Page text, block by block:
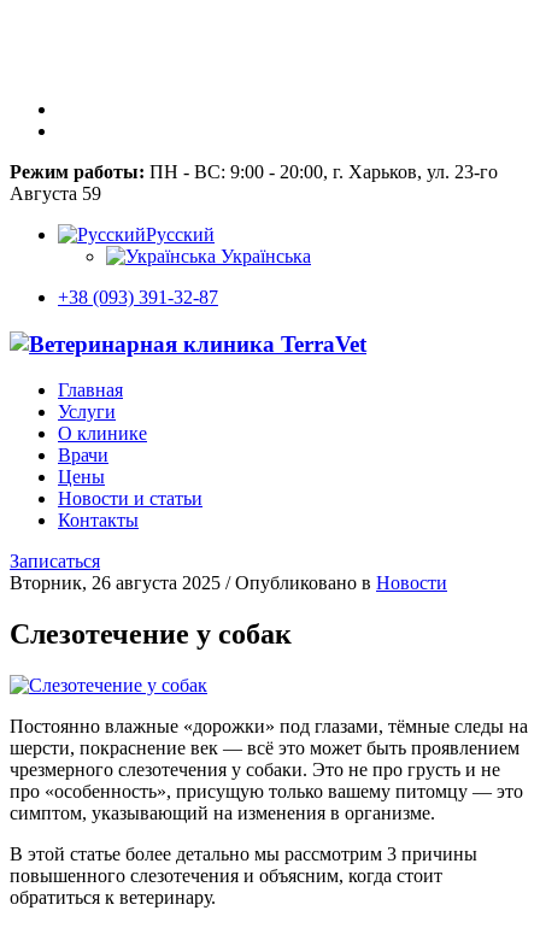
Режим работы: ПН - ВС: 9:00 - 20:00, г. Харьков, ул. 23-го
Августа 59
Русский
Українська
+38 (093) 391-32-87
Главная
Услуги
О клинике
Врачи
Цены
Новости и статьи
Контакты
Записаться
Вторник, 26 августа 2025 /Опубликовано в Новости
Слезотечение у собак
Постоянно влажные «дорожки» под глазами, тёмные следы на
шерсти, покраснение век — всё это может быть проявлением
чрезмерного слезотечения у собаки. Это не про грусть и не
про «особенность», присущую только вашему питомцу — это
симптом, указывающий на изменения в организме.
В этой статье более детально мы рассмотрим 3 причины
повышенного слезотечения и объясним, когда стоит
обратиться к ветеринару.